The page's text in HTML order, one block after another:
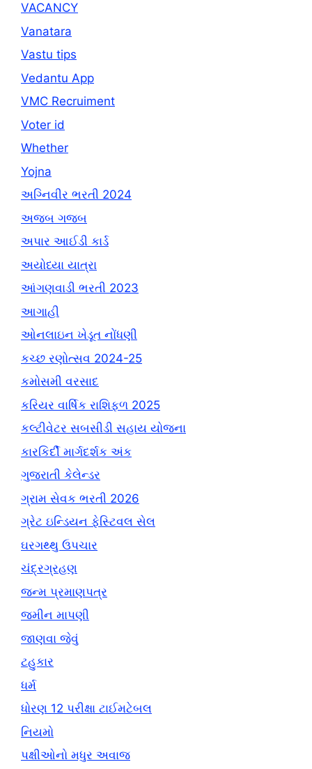
VACANCY
Vanatara
Vastu tips
Vedantu App
VMC Recruiment
Voter id
Whether
Yojna
અગ્નિવીર ભરતી 2024
અજબ ગજબ
અપાર આઈડી કાર્ડ
અયોધ્યા યાત્રા
આંગણવાડી ભરતી 2023
આગાહી
ઓનલાઇન ખેડૂત નોંધણી
કચ્છ રણોત્સવ 2024-25
કમોસમી વરસાદ
કરિયર વાર્ષિક રાશિફળ 2025
કલ્ટીવેટર સબસીડી સહાય યોજના
કારકિર્દી માર્ગદર્શક અંક
ગુજરાતી કેલેન્ડર
ગ્રામ સેવક ભરતી 2026
ગ્રેટ ઇન્ડિયન ફેસ્ટિવલ સેલ
ઘરગથ્થુ ઉપચાર
ચંદ્રગ્રહણ
જન્મ પ્રમાણપત્ર
જમીન માપણી
જાણવા જેવું
ટહુકાર
ધર્મ
ધોરણ 12 પરીક્ષા ટાઈમટેબલ
નિયમો
પક્ષીઓનો મધુર અવાજ